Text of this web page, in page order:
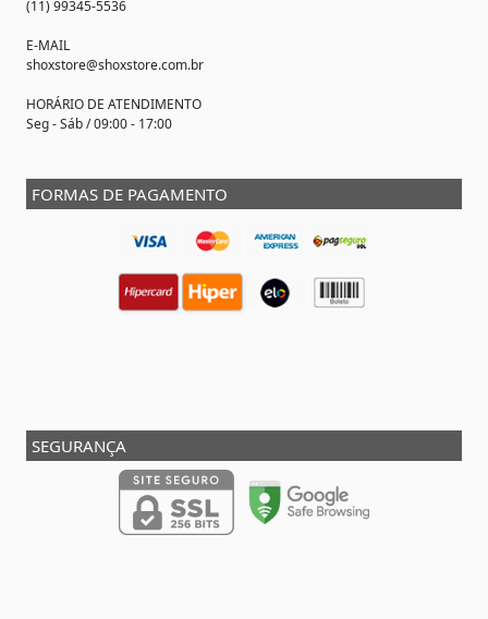
(11) 99345-5536
E-MAIL
shoxstore@shoxstore.com.br
HORÁRIO DE ATENDIMENTO
Seg - Sáb / 09:00 - 17:00
FORMAS DE PAGAMENTO
SEGURANÇA